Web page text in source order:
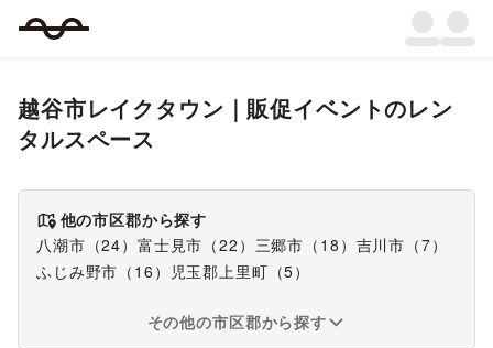
越谷市レイクタウン ｜ 販促イベントのレン
タルスペース
他の市区郡から探す
八潮市 （24） 富士見市 （22 ） 三郷市 （ 18 ） 吉川市 （7）
ふじみ野市 （ 16 ） 児玉郡上里町 （5）
その他の市区郡から探す